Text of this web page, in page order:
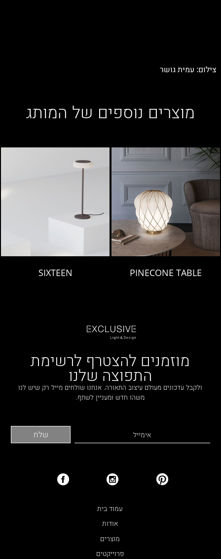
צילום: עמית גושר
מוצרים נוספים של המותג
PINECONE TABLE
SIXTEEN
מוזמנים להצטרף לרשימת
התפוצה שלנו
ולקבל עדכונים מעולם עיצוב התאורה. אנחנו שולחים מייל רק שיש לנו
משהו חדש ומעניין לשתף.
עמוד בית
אודות
מוצרים
פרוייקטים